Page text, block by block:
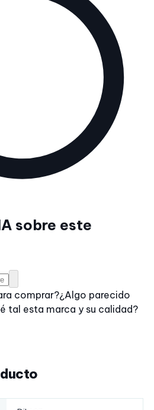
sobre este
comprar?¿Algo parecido
tal esta marca y su calidad?